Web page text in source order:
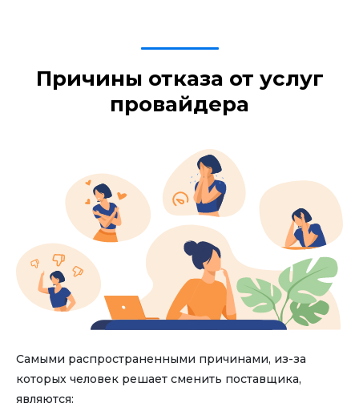
Причины отказа от услуг
провайдера
Самыми распространенными причинами, из-за
которых человек решает сменить поставщика,
являются: